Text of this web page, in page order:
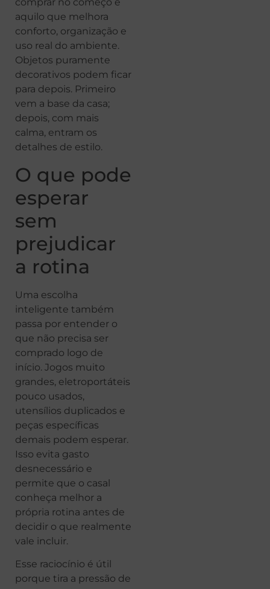
aquilo que melhora
conforto, organização e
uso real do ambiente.
Objetos puramente
decorativos podem ficar
para depois. Primeiro
vem a base da casa;
depois, com mais
calma, entram os
detalhes de estilo.
O que pode
esperar
sem
prejudicar
a rotina
Uma escolha
inteligente também
passa por entender o
que não precisa ser
comprado logo de
início. Jogos muito
grandes, eletroportáteis
pouco usados,
utensílios duplicados e
peças específicas
demais podem esperar.
Isso evita gasto
desnecessário e
permite que o casal
conheça melhor a
própria rotina antes de
decidir o que realmente
vale incluir.
Esse raciocínio é útil
porque tira a pressão de